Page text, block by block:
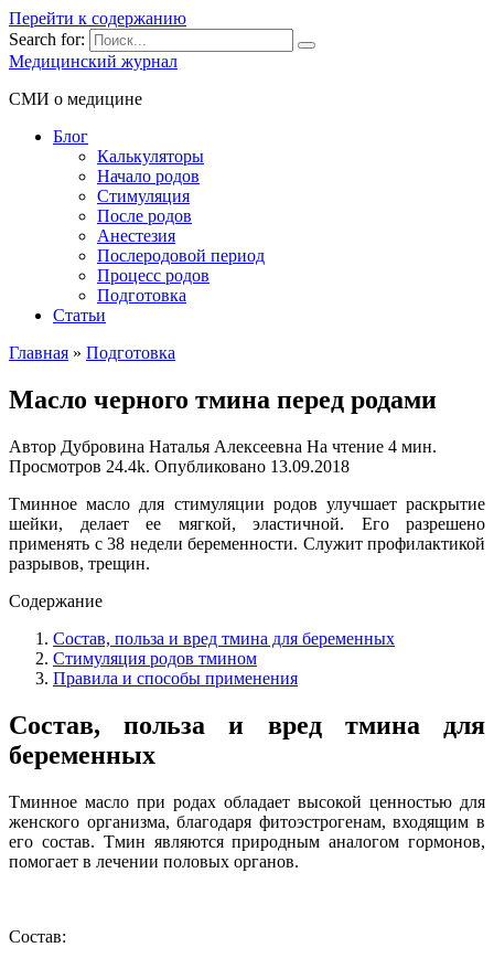
Перейти к содержанию
Search for:
Медицинский журнал
СМИ о медицине
Блог
Калькуляторы
Начало родов
Стимуляция
После родов
Анестезия
Послеродовой период
Процесс родов
Подготовка
Статьи
Главная » Подготовка
Масло черного тмина перед родами
Автор Дубровина Наталья Алексеевна На чтение 4 мин.
Просмотров 24.4k. Опубликовано 13.09.2018
Тминное масло для стимуляции родов улучшает раскрытие
шейки, делает ее мягкой, эластичной. Его разрешено
применять с 38 недели беременности. Служит профилактикой
разрывов, трещин.
Содержание
Состав, польза и вред тмина для беременных
Стимуляция родов тмином
Правила и способы применения
Состав, польза и вред тмина для
беременных
Тминное масло при родах обладает высокой ценностью для
женского организма, благодаря фитоэстрогенам, входящим в
его состав. Тмин являются природным аналогом гормонов,
помогает в лечении половых органов.
Состав: